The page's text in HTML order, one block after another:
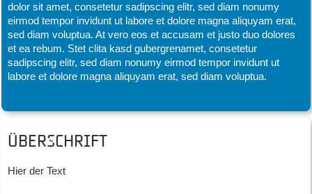
dolor sit amet, consetetur sadipscing elitr, sed diam nonumy
eirmod tempor invidunt ut labore et dolore magna aliquyam erat,
sed diam voluptua. At vero eos et accusam et justo duo dolores
et ea rebum. Stet clita kasd gubergrenamet, consetetur
sadipscing elitr, sed diam nonumy eirmod tempor invidunt ut
labore et dolore magna aliquyam erat, sed diam voluptua.
Überschrift
Hier der Text